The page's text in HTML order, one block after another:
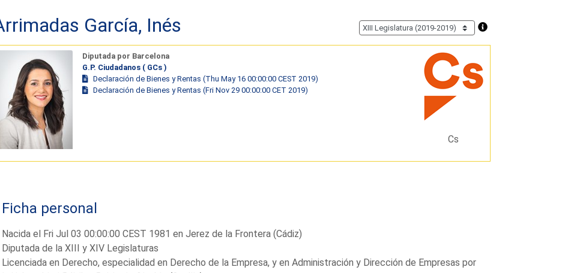
García, Inés
Diputada por Barcelona
G.P. Ciudadanos ( GCs )
Declaración de Bienes y Rentas (Thu May 16 00:00:00 CEST 2019)
Declaración de Bienes y Rentas (Fri Nov 29 00:00:00 CET 2019)
Cs
Ficha personal
Nacida el Fri Jul 03 00:00:00 CEST 1981 en Jerez de la Frontera (Cádiz)
Diputada de la XIII y XIV Legislaturas
Licenciada en Derecho, especialidad en Derecho de la Empresa, y en Administración y Dirección de Empresas por